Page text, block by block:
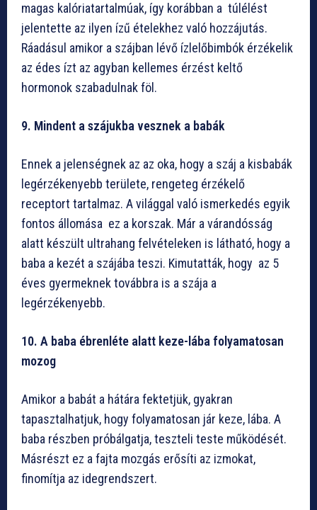
magas kalóriatartalmúak, így korábban a túlélést
jelentette az ilyen ízű ételekhez való hozzájutás.
Ráadásul amikor a szájban lévő ízlelőbimbók érzékelik
az édes ízt az agyban kellemes érzést keltő
hormonok szabadulnak föl.
9. Mindent a szájukba vesznek a babák
Ennek a jelenségnek az az oka, hogy a száj a kisbabák
legérzékenyebb területe, rengeteg érzékelő
receptort tartalmaz. A világgal való ismerkedés egyik
fontos állomása ez a korszak. Már a várandósság
alatt készült ultrahang felvételeken is látható, hogy a
baba a kezét a szájába teszi. Kimutatták, hogy az 5
éves gyermeknek továbbra is a szája a
legérzékenyebb.
10. A baba ébrenléte alatt keze-lába folyamatosan
mozog
Amikor a babát a hátára fektetjük, gyakran
tapasztalhatjuk, hogy folyamatosan jár keze, lába. A
baba részben próbálgatja, teszteli teste működését.
Másrészt ez a fajta mozgás erősíti az izmokat,
finomítja az idegrendszert.